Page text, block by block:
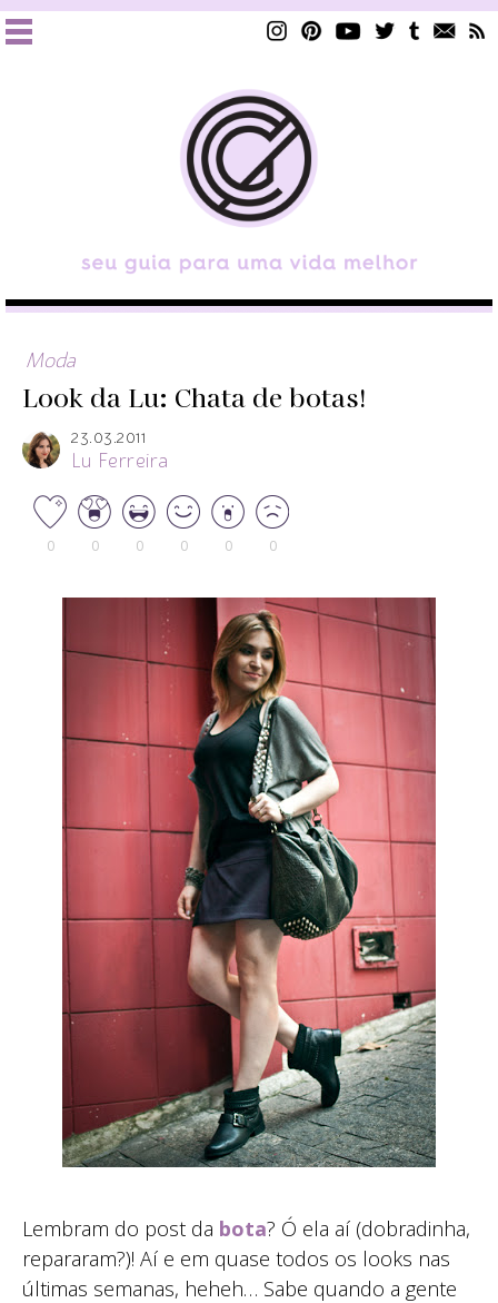
Moda
Look da Lu: Chata de botas!
23.03.2011
Lu Ferreira
0 0 0 0 0 0
Lembram do post da bota? Ó ela aí (dobradinha,
repararam?)! Aí e em quase todos os looks nas
últimas semanas, heheh… Sabe quando a gente